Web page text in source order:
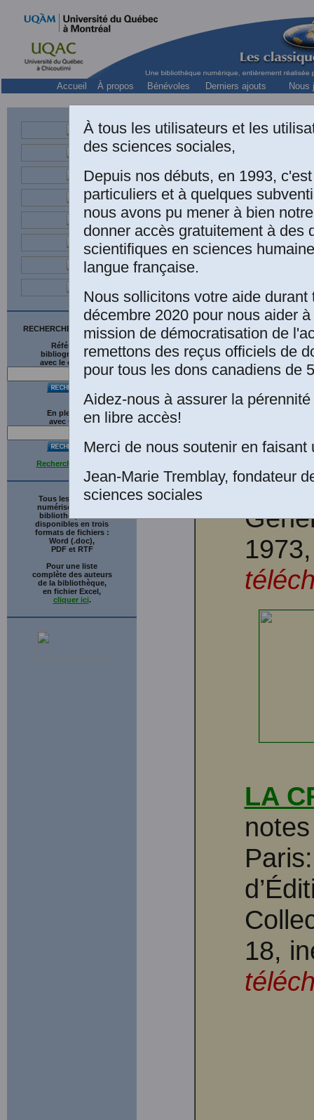
Accueil À propos Bénévoles Derniers ajouts Nous
RECHERCHE SUR LE SITE
Références
bibliographiques
avec le catalogue
En plein texte
avec G gle
Recherche avancée
Tous les ouvrages
numérisés de cette
bibliothèque sont
disponibles en trois
formats de fichiers :
Word (.doc),
PDF et RTF
Pour une liste
complète des auteurs
de la bibliothèque,
en fichier Excel,
cliquer ici.
Karl
LA
18,
À tous les utilisateurs et les
des sciences sociales,
Depuis nos débuts, en 1993,
particuliers et à quelques
nous avons pu mener à bien
donner accès gratuitement à des
scientifiques en sciences
langue française.
Nous sollicitons votre aide durant
décembre 2020 pour nous aider
mission de démocratisation de
remettons des reçus officiels de
pour tous les dons canadiens de
Aidez-nous à assurer la
en libre accès!
Merci de nous soutenir en faisant
Jean-Marie Tremblay, fondateur
sciences sociales